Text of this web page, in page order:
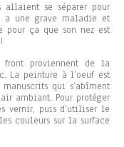
se séparer pour
a une grave maladie et
pour ça que son nez est
proviennent de la
La peinture à l’oeuf est
qui s’abîment
ambiant. Pour protéger
vernir, puis d’utiliser le
couleurs sur la surface